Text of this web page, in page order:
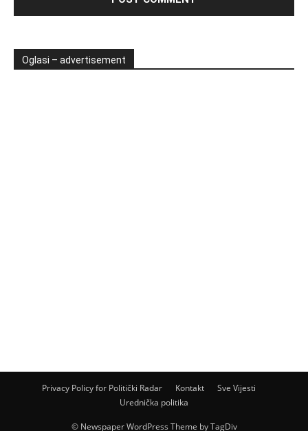
Oglasi – advertisement
Privacy Policy for Politički Radar Kontakt
Sve Vijesti
Urednička politika
© Newspaper WordPress Theme by TagDiv